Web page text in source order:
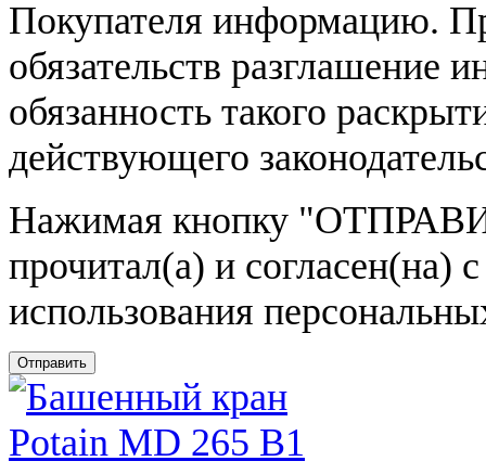
Покупателя информацию.
обязательств разглашение
обязанность такого
действующего
Нажимая кнопку
прочитал(а) и согласен(на)
использования
Отправить